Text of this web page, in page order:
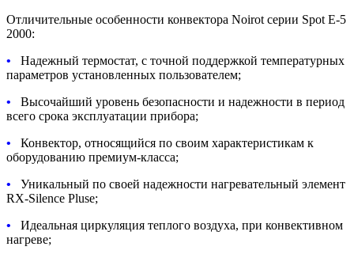
Отличительные особенности конвектора Noirot серии Spot E-5
2000:
•
Надежный термостат, с точной поддержкой температурных
параметров установленных пользователем;
•
Высочайший уровень безопасности и надежности в период
всего срока эксплуатации прибора;
•
Конвектор, относящийся по своим характеристикам к
оборудованию премиум-класса;
• Уникальный по своей надежности нагревательный элемент
RX-Silence Pluse;
•
Идеальная циркуляция теплого воздуха, при конвективном
нагреве;